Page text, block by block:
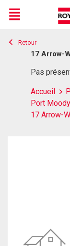
Live
En Direct
Menu
Retour
17 Arrow-
Pas
Accueil
Port Moody
17 Arrow-